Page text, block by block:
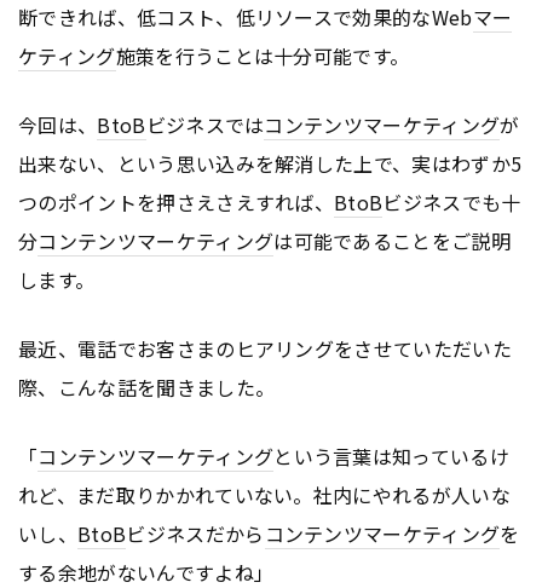
断できれば、低コスト、低リソースで効果的なWebマー
ケティング施策を行うことは十分可能です。
今回は、 BtoBビジネスではコンテンツマーケティングが
出来ない、という思い込みを解消した上で、実はわずか5
つのポイントを押さえさえすれば、 BtoBビジネスでも十
分コンテンツマーケティングは可能であることをご説明
します。
最近、電話でお客さまのヒアリングをさせていただいた
際、こんな話を聞きました。
「コンテンツマーケティングという言葉は知っているけ
れど、まだ取りかかれていない。社内にやれるが人いな
いし、 BtoBビジネスだから コンテンツマーケティングを
する余地がないんですよね」